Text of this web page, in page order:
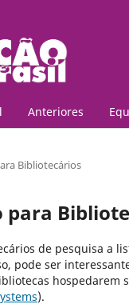
Anteriores
Bibliotecários
de pesquisa a
pode ser
hospedarem
).